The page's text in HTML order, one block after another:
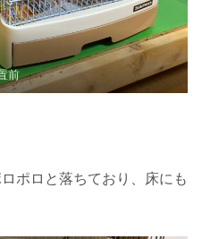
前
ポロと落ちており、床にも